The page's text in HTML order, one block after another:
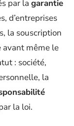
par la garantie
d’entreprises
la souscription
avant même le
: société,
la
la loi.